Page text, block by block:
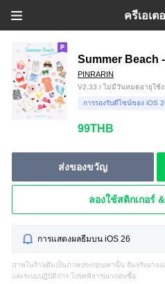
ครีเอเต
Summer Beach
PINRARIN
V2.33 / ไม่มีวันหมดอายุใช้
การรองรับดีไซน์ของ iOS
99THB
ส่งของขวัญ
ลองใช้สติกเกอร์
การแสดงผลธีมบน iOS 26
ภาพในร้านธีมเป็นภาพประกอบเท่านั้น ธีมจริงอาจ
และระบบปฏิบัติการ โปรดพิจารณาก่อนซื้อ